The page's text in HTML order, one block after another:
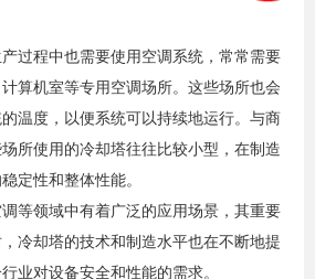
程中也需要使用空调系统，常常需要
算机室等专用空调场所。这些场所也会
温度，以便系统可以持续地运行。与商
所使用的冷却塔往往比较小型，在制造
定性和整体性能。
领域中有着广泛的应用场景，其重要
冷却塔的技术和制造水平也在不断地提
业对设备安全和性能的需求。